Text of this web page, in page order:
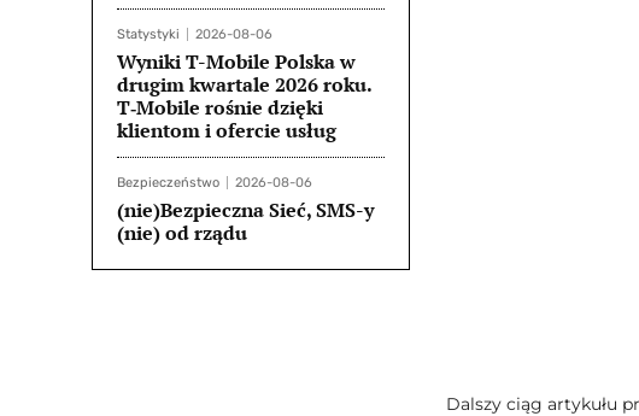
Statystyki 2026-08-06
Wyniki T-Mobile Polska w
drugim kwartale 2026 roku.
T‑Mobile rośnie dzięki
klientom i ofercie usług
Bezpieczeństwo 2026-08-06
(nie)Bezpieczna Sieć, SMS-y
(nie) od rządu
Dalszy ciąg artykułu